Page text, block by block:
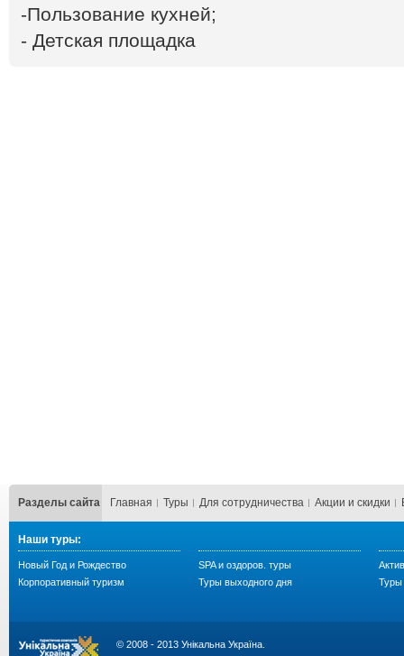
-Пользование кухней;
- Детская площадка
Разделы сайта Главная Туры Для сотрудничества Акции и скидки
Наши туры:
Новый Год и Рождество
Корпоративный туризм
SPA и оздоров. туры
Туры выходного дня
Туры
© 2008 - 2013 Унікальна Україна.